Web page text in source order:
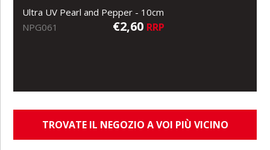
Ultra UV Pearl and Pepper - 10cm
NPG061
€2,60 RRP
TROVATE IL NEGOZIO A VOI PIÙ VICINO